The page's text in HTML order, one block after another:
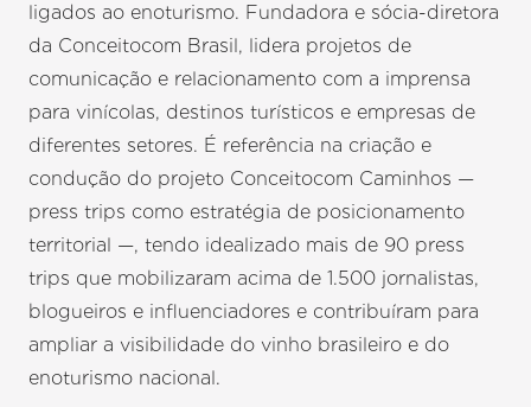
ligados ao enoturismo. Fundadora e sócia-diretora
da Conceitocom Brasil, lidera projetos de
comunicação e relacionamento com a imprensa
para vinícolas, destinos turísticos e empresas de
diferentes setores. É referência na criação e
condução do projeto Conceitocom Caminhos —
press trips como estratégia de posicionamento
territorial —, tendo idealizado mais de 90 press
trips que mobilizaram acima de 1.500 jornalistas,
blogueiros e influenciadores e contribuíram para
ampliar a visibilidade do vinho brasileiro e do
enoturismo nacional.